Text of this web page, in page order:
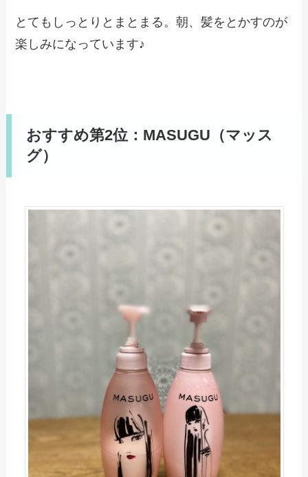
とてもしっとりとまとまる。朝、髪をとかすのが
楽しみになっています♪
おすすめ第2位：MASUGU（マッス
グ）